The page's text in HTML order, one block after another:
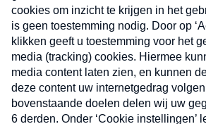
MAX Meldpunt
Pers
Contact
Algemene voorwaarden
Privacyverklaring
Kwetsbaarheid melden
Ben je benieuwd naar
vakantienieuws- en